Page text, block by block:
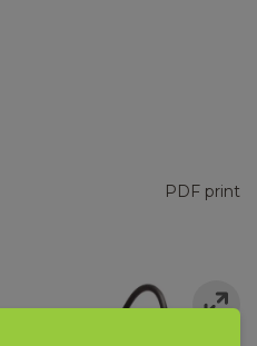
PDF print